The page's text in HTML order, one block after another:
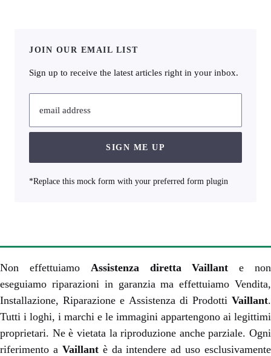
JOIN OUR EMAIL LIST
Sign up to receive the latest articles right in your inbox.
email address
SIGN ME UP
*Replace this mock form with your preferred form plugin
Non effettuiamo Assistenza diretta Vaillante non
eseguiamo riparazioni in garanzia ma effettuiamo Vendita,
Installazione, Riparazione e Assistenza di Prodotti Vaillant.
Tutti i loghi, i marchi e le immagini appartengono ai legittimi
proprietari. Ne è vietata la riproduzione anche parziale. Ogni
riferimento a Vaillant è da intendere ad uso esclusivamente